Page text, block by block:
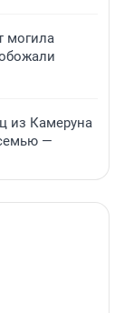
могила
из Камеруна
—